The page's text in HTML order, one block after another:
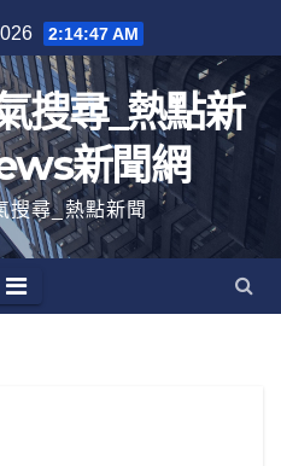
2:14:48 AM
搜尋_熱點新
新聞網
搜尋_熱點新聞